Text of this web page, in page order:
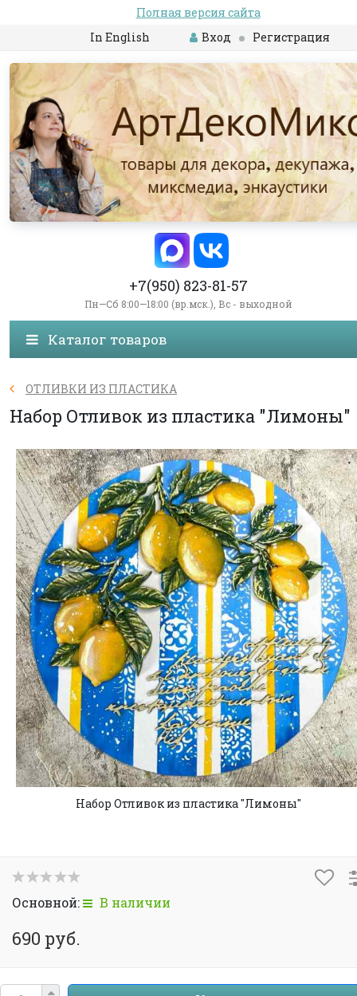
Полная версия сайта
In English
Вход Регистрация
+7(950) 823-81-57
Пн—Сб 8:00—18:00 (вр.мск.), Вс - выходной
Каталог товаров
ОТЛИВКИ ИЗ ПЛАСТИКА
Набор Отливок из пластика "Лимоны"
Набор Отливок из пластика "Лимоны"
Основной: В наличии
690 руб.